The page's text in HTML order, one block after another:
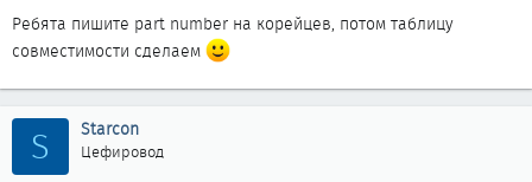
Ребята пишите part number на корейцев, потом таблицу
совместимости сделаем
S Starcon
Цефировод